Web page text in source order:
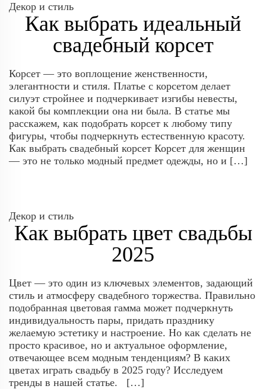
Декор и стиль
Как выбрать идеальный
свадебный корсет
Корсет — это воплощение женственности,
элегантности и стиля. Платье с корсетом делает
силуэт стройнее и подчеркивает изгибы невесты,
какой бы комплекции она ни была. В статье мы
расскажем, как подобрать корсет к любому типу
фигуры, чтобы подчеркнуть естественную красоту.
Как выбрать свадебный корсет Корсет для женщин
— это не только модный предмет одежды, но и […]
Декор и стиль
Как выбрать цвет свадьбы
2025
Цвет — это один из ключевых элементов, задающий
стиль и атмосферу свадебного торжества. Правильно
подобранная цветовая гамма может подчеркнуть
индивидуальность пары, придать празднику
желаемую эстетику и настроение. Но как сделать не
просто красивое, но и актуальное оформление,
отвечающее всем модным тенденциям? В каких
цветах играть свадьбу в 2025 году? Исследуем
тренды в нашей статье. […]